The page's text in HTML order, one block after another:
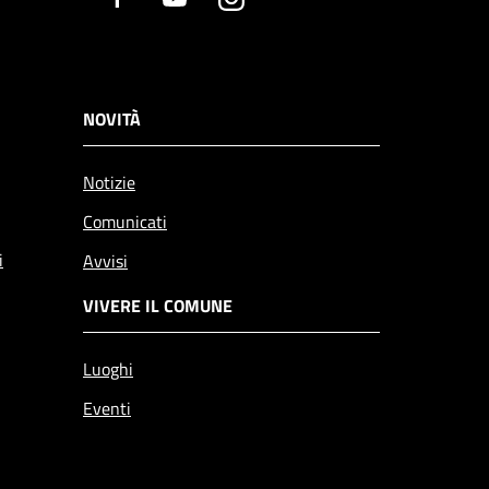
NOVITÀ
Notizie
Comunicati
Avvisi
VIVERE IL COMUNE
Luoghi
Eventi